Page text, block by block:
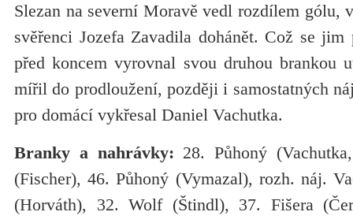
Slezan na severní Moravě vedl rozdílem gólu,
svěřenci Jozefa Zavadila dohánět. Což se
před koncem vyrovnal svou druhou brankou
mířil do prodloužení, později i samostatných
pro domácí vykřesal Daniel Vachutka.
Branky a nahrávky: 28. Půhoný
(Fischer), 46. Půhoný (Vymazal), rozh. náj.
(Horváth), 32. Wolf (Štindl), 37. Fišera